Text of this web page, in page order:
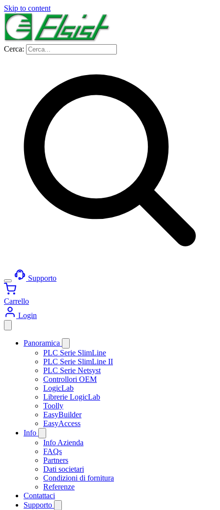
Skip to content
Cerca:
Supporto
Carrello
Login
Panoramica
PLC Serie SlimLine
PLC Serie SlimLine II
PLC Serie Netsyst
Controllori OEM
LogicLab
Librerie LogicLab
Toolly
EasyBuilder
EasyAccess
Info
Info Azienda
FAQs
Partners
Dati societari
Condizioni di fornitura
Referenze
Contattaci
Supporto